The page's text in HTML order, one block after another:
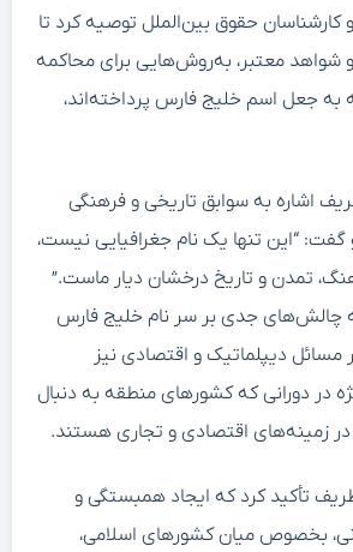
کارشناسان حقوق بین‌الملل توصیه کرد تا
شواهد معتبر، به‌روش‌هایی برای محاکمه
به جعل اسم خلیج فارس پرداخته‌اند،
اشاره به سوابق تاریخی و فرهنگی
“این تنها یک نام جغرافیایی نیست،
تمدن و تاریخ درخشان دیار ماست.”
چالش‌های جدی بر سر نام خلیج فارس
مسائل دیپلماتیک و اقتصادی نیز
در دورانی که کشورهای منطقه به دنبال
زمینه‌های اقتصادی و تجاری هستند.
تأکید کرد که ایجاد همبستگی و
بخصوص میان کشورهای اسلامی،